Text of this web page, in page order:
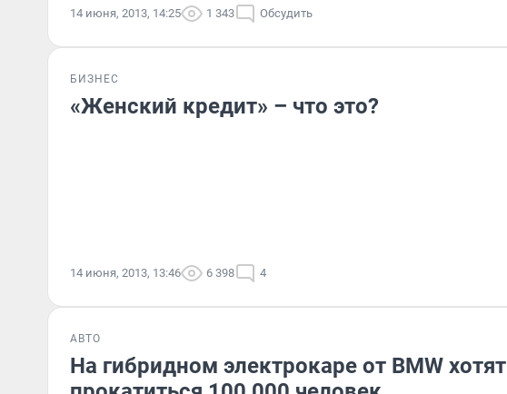
14 июня, 2013, 14:25 1 343 Обсудить
БИЗНЕС
«Женский кредит» – что это?
14 июня, 2013, 13:46 6 398 4
АВТО
На гибридном электрокаре от BMW хотят